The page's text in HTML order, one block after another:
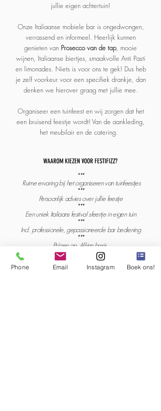
jullie eigen achtertuin!
Onze Italiaanse mobiele bar is ongedwongen,
verrassend en informeel. Heerlijk kunnen
genieten van Prosecco van de tap, mooie
wijnen, Italiaanse biertjes, smaakvolle Anti Pasti
en limonades. Niets is voor ons te gek! Dus heb
je zelf voorkeur voor een specifiek drankje, dan
denken we hierover graag met jullie mee.
Organiseer een tuinfeest en wij zorgen dat het
een bruisend feestje wordt! Van de aankleding,
het meubilair en de catering.
WAAROM KIEZEN VOOR FESTIFIZZ?
***
Ruime ervaring bij het organiseren van tuinfeestjes
***
Persoonlijk advies over jullie feestje
***
Een uniek Italiaans festival sfeertje in eigen tuin
***
Incl. professionele, gepassioneerde bar bediening
***
Prijzen op All-inn basis.
Inclusief glaswerk
Phone Email Instagram Boek ons!